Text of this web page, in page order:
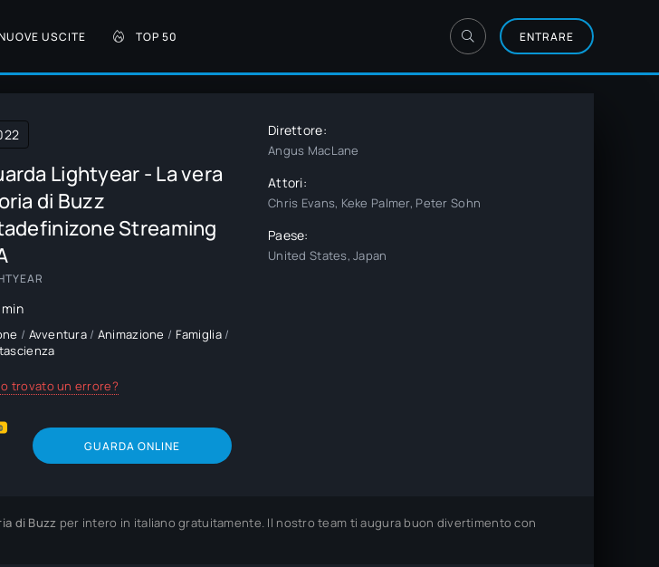
USCITE TOP 50 ENTRARE
Lightyear - La vera
di Buzz
Streaming
/ Avventura / Animazione / Famiglia/
trovato un errore?
GUARDA ONLINE
Direttore:
Angus MacLane
Attori:
Chris Evans, Keke Palmer, Peter Sohn
Paese:
United States, Japan
di Buzz per intero in italiano gratuitamente. Il nostro team ti augura buon divertimento con